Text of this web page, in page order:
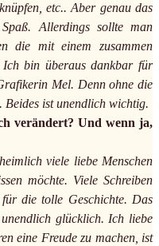
etc.. Aber genau das
Allerdings sollte man
die mit einem zusammen
bin überaus dankbar für
Mel. Denn ohne die
Beides ist unendlich wichtig.
verändert? Und wenn ja,
viele liebe Menschen
möchte. Viele Schreiben
die tolle Geschichte. Das
glücklich. Ich liebe
eine Freude zu machen, ist